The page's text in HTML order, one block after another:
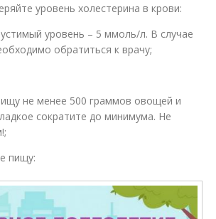
уровень холестерина в крови:
уровень – 5 ммоль/л. В случае
обратиться к врачу;
не менее 500 граммов овощей и
сократите до минимума. Не
пищу: